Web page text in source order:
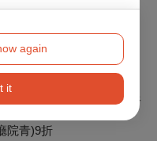
again
it
優待，入場時應出示身心
。
卡、永旺信用卡、台新銀
優惠。
院青)9折